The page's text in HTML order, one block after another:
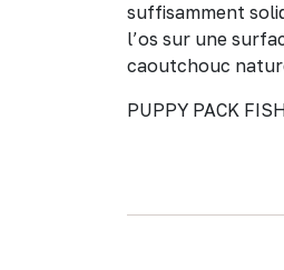
suffisamment
l’os sur une
caoutchouc
PUPPY PACK